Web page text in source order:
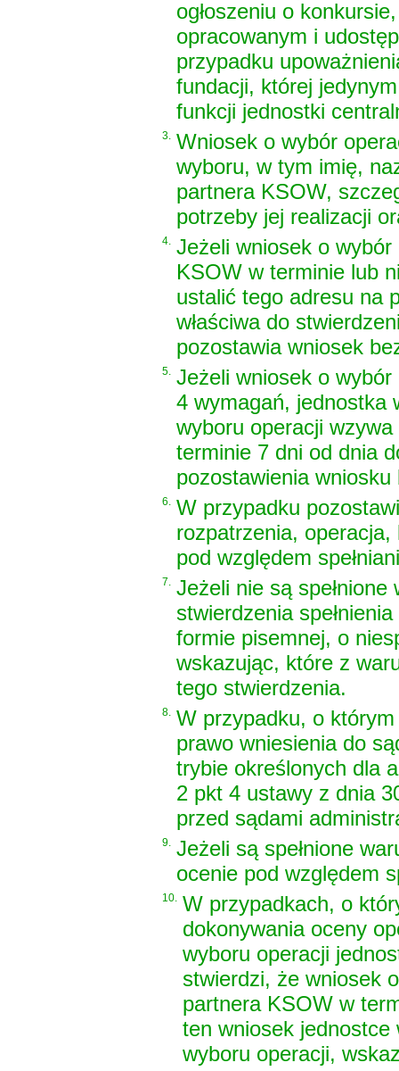
ogłoszeniu o
opracowanym i
przypadku
fundacji, której
funkcji jednostki
3. Wniosek o wybór
wyboru, w tym imię,
partnera KSOW,
potrzeby jej realizacji
4. Jeżeli wniosek o wybór
KSOW w terminie lub
ustalić tego adresu na
właściwa do
pozostawia wniosek
5. Jeżeli wniosek o wybór
4 wymagań, jednostka
wyboru operacji
terminie 7 dni od dnia
pozostawienia
6. W przypadku
rozpatrzenia,
pod względem
7. Jeżeli nie są
stwierdzenia
formie pisemnej, o
wskazując, które z
tego stwierdzenia.
8. W przypadku, o
prawo wniesienia do
trybie określonych dla
2 pkt 4 ustawy z dnia
przed sądami
9. Jeżeli są spełnione
ocenie pod względem
10. W przypadkach, o
dokonywania oceny
wyboru operacji
stwierdzi, że wniosek
partnera KSOW w
ten wniosek jednostce
wyboru operacji,